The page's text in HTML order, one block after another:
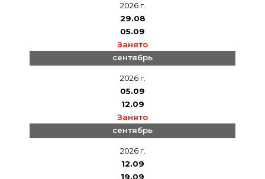
2026 г.
29.08
05.09
Занято
сентябрь
2026 г.
05.09
12.09
Занято
сентябрь
2026 г.
12.09
19.09